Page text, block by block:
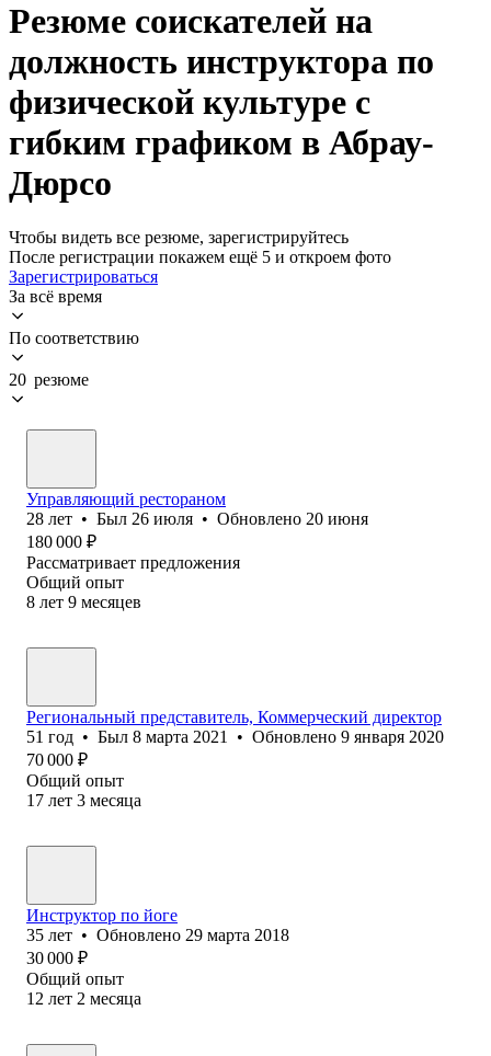
Резюме соискателей на
должность инструктора по
физической культуре с
гибким графиком в Абрау-
Дюрсо
Чтобы видеть все резюме, зарегистрируйтесь
После регистрации покажем ещё 5 и откроем фото
Зарегистрироваться
За всё время
По соответствию
20 резюме
Управляющий рестораном
28 лет • Был 26 июля • Обновлено 20 июня
180 000 ₽
Рассматривает предложения
Общий опыт
8 лет 9 месяцев
Региональный представитель, Коммерческий директор
51 год • Был 8 марта 2021 • Обновлено 9 января 2020
70 000 ₽
Общий опыт
17 лет 3 месяца
Инструктор по йоге
35 лет • Обновлено 29 марта 2018
30 000 ₽
Общий опыт
12 лет 2 месяца